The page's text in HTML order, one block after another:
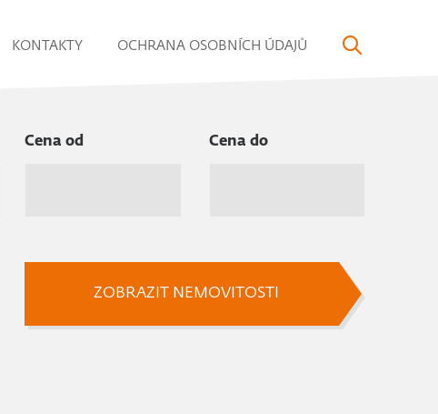
KONTAKTY OCHRANA OSOBNÍCH ÚDAJŮ
Cena od Cena do
ZOBRAZIT NEMOVITOSTI